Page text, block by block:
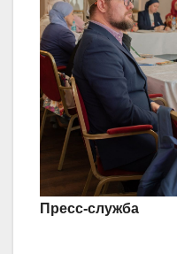
Пресс-служба